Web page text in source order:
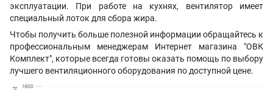
эксплуатации. При работе на кухнях, вентилятор имеет
специальный лоток для сбора жира.
Чтобы получить больше полезной информации обращайтесь к
профессиональным менеджерам Интернет магазина "ОВК
Комплект", которые всегда готовы оказать помощь по выбору
лучшего вентиляционного оборудования по доступной цене.